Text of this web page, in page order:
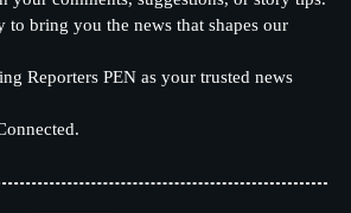
to bring you the news that shapes our
Reporters PEN as your trusted news